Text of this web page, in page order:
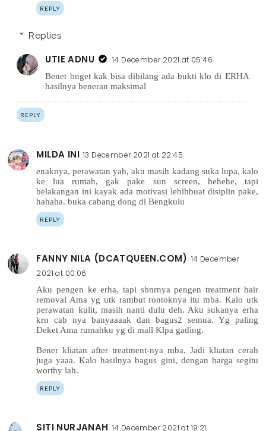
REPLY
Replies
UTIE ADNU 14 December 2021 at 05:46
Benet bnget kak bisa dibilang ada bukti klo di ERHA
hasilnya beneran maksimal
REPLY
MILDA INI 13 December 2021 at 22:45
enaknya, perawatan yah, aku masih kadang suka lupa, kalo
ke lua rumah, gak pake sun screen, hehehe, tapi
belakangan ini kayak ada motivasi lebihbuat disiplin pake,
hahaha. buka cabang dong di Bengkulu
REPLY
FANNY NILA (DCATQUEEN.COM) 14 December
2021 at 00:06
Aku pengen ke erha, tapi sbnrnya pengen treatment hair
removal Ama yg utk rambut rontoknya itu mba. Kalo utk
perawatan kulit, masih nanti dulu deh. Aku sukanya erha
krn cab nya banyaaaak dan bagus2 semua. Yg paling
Deket Ama rumahku yg di mall Klpa gading.
Bener kliatan after treatment-nya mba. Jadi kliatan cerah
juga yaaa. Kalo hasilnya bagus gini, dengan harga segitu
worthy lah.
REPLY
SITI NURJANAH 14 December 2021 at 19:21